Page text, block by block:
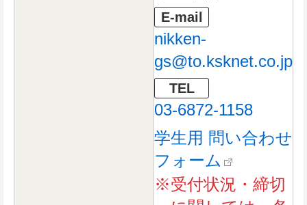
E-mail
nikken-
gs@to.ksknet.co.jp
TEL
03-6872-1158
学生用 問い合わせ
フォーム
※受付状況・締切